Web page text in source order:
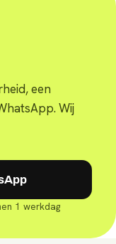
een
Wij
1 werkdag